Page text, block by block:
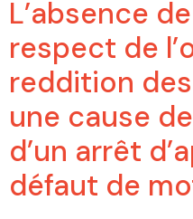
L’absence
respect de
reddition
une cause
d’un arrêt
défaut de